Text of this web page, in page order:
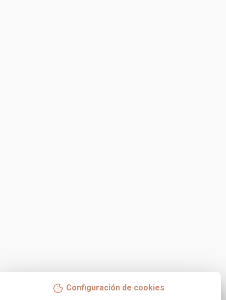
Configuración de cookies